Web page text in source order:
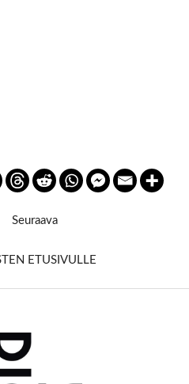
SeuraavaNext
ETUSIVULLE